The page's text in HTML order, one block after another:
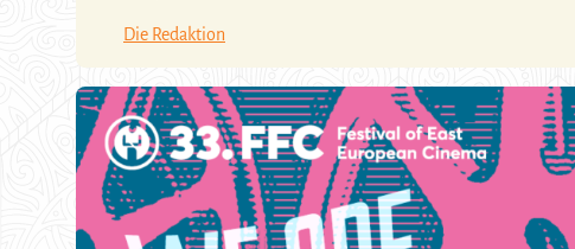
Die Redaktion